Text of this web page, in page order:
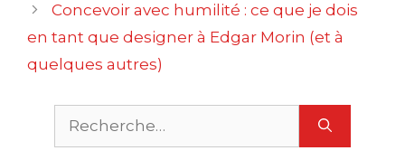
Concevoir avec humilité : ce que je dois
en tant que designer à Edgar Morin (et à
quelques autres)
Rechercher :